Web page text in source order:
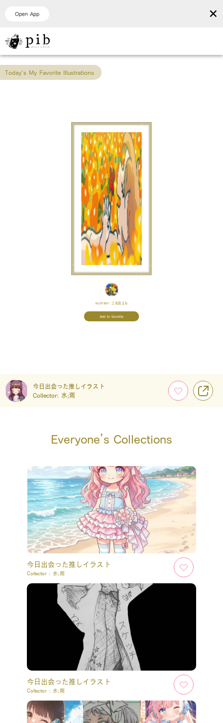
Open App ×
Today's My Favorite Illustrations
Illustrator:三毛島まお
Add to favorite
今日出会った推しイラスト
Collector: 水;雨
Everyone’s Collections
今日出会った推しイラスト
Collector : 水;雨
今日出会った推しイラスト
Collector : 水;雨